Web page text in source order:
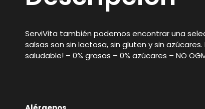
ServiVita también podemos encontrar una
salsas son sin lactosa, sin gluten y sin
saludable! – 0% grasas – 0% azúcares – NO